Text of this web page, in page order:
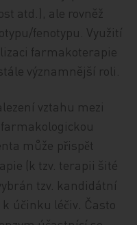
atd.), ale rovněž
fenotypu. Využití
farmakoterapie
významnější roli.
vztahu mezi
může přispět
(k tzv. terapii šité
tzv. kandidátní
úč inku léč iv. Často